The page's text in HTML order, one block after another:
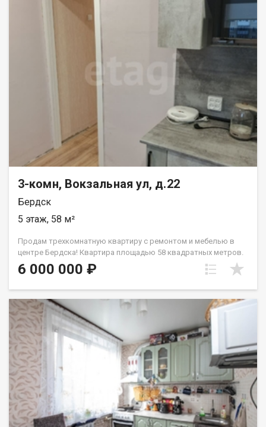
зонировать. Просторный зал (17,5кв.м) встретит Ваших
гостей за большим столом, а две комнаты по 11,5 и 10,4 кв.м.
идеальны в качестве спальни и детской. ДОМ: -с торца дома
парк для прогулок, -ост. Музей в 100 метрах, -в радиусе 150
метров три магазина крупных торговых сетей -15 минут
пешком до электрички Квартира подойдет как для большой
семьи, так и для людей, желающих жить в комфорте. Вся
стоимость в договоре купли-продажи. Спешите записаться на
просмотр и купите квартиру для жизни уже сегодня! Код
пользователя: 54332 Номер в базе: 7782444
3-комн, Вокзальная ул, д.22
Бердск
5 этаж, 58 м²
Продам трехкомнатную квартиру с ремонтом и мебелью в
центре Бердска! Квартира площадью 58 квадратных метров.
Все комнаты изолированы, в двух комнатах и коридоре есть
встроенные шкафы с зеркальными дверями. Вся мебель
мебелью и техникой. Есть холодильник, варочная панель,
духовой шкаф, посудомоечная машина. В ванной стиральная
машина встроена под раковину, санузел совмещен, что
позволяет рационально использовать пространство.
Квартира находится в самом центре, до вокзала пешком 4
минуты, до детского сада - 2 минуты, до школы - 3 минуты, до
магазина - 3 минуты. Двор закрыт для проезда посторонних
машин, во дворе большая детская площадка, на территории
двора хорошее озеленение, посажены молодые сосны и
пихты, так же взрослые деревья обеспечивают приятную
тень и приватность площадки. Звоните и мы организуем для
вас показ! Код пользователя: 151404 Номер в базе: 10581619
6 000 000 ₽